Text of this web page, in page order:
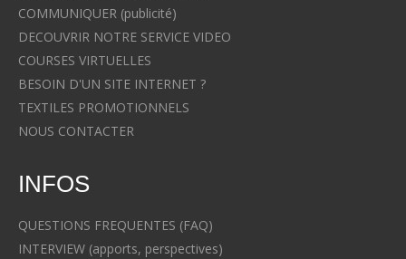
COMMUNIQUER (publicité)
DECOUVRIR NOTRE SERVICE VIDEO
COURSES VIRTUELLES
BESOIN D'UN SITE INTERNET ?
TEXTILES PROMOTIONNELS
NOUS CONTACTER
INFOS
QUESTIONS FREQUENTES (FAQ)
INTERVIEW (apports, perspectives)